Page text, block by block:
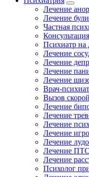
Лечение
Лечение
Частная
Психиатр на
Лечение
Лечение
Лечение
Лечение
Врач-
Вызов
Лечение
Лечение
Лечение
Лечение
Лечение
Лечение
Лечение
Психолог